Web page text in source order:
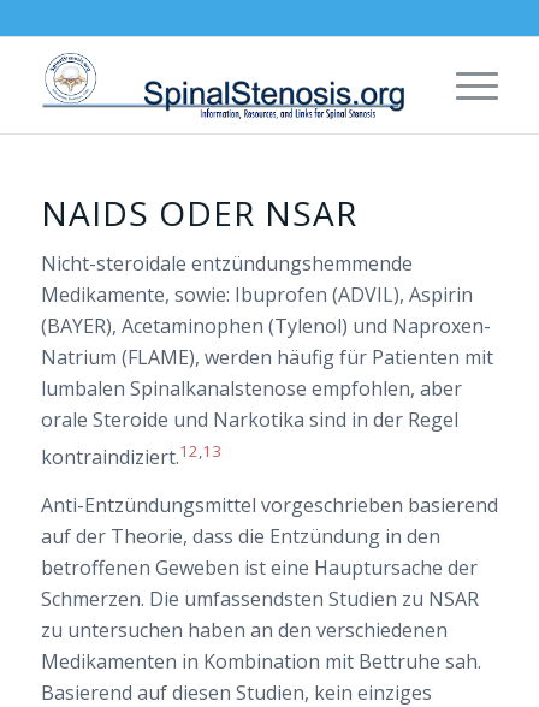
NAIDS ODER NSAR
Nicht-steroidale entzündungshemmende
Medikamente, sowie: Ibuprofen (ADVIL), Aspirin
(BAYER), Acetaminophen (Tylenol) und Naproxen-
Natrium (FLAME), werden häufig für Patienten mit
lumbalen Spinalkanalstenose empfohlen, aber
orale Steroide und Narkotika sind in der Regel
kontraindiziert.12 13
Anti-Entzündungsmittel vorgeschrieben basierend
auf der Theorie, dass die Entzündung in den
betroffenen Geweben ist eine Hauptursache der
Schmerzen. Die umfassendsten Studien zu NSAR
zu untersuchen haben an den verschiedenen
Medikamenten in Kombination mit Bettruhe sah.
Basierend auf diesen Studien, kein einziges